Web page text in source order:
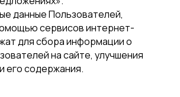
данные Пользователей,
сервисов интернет-
для сбора информации о
на сайте, улучшения
его содержания.